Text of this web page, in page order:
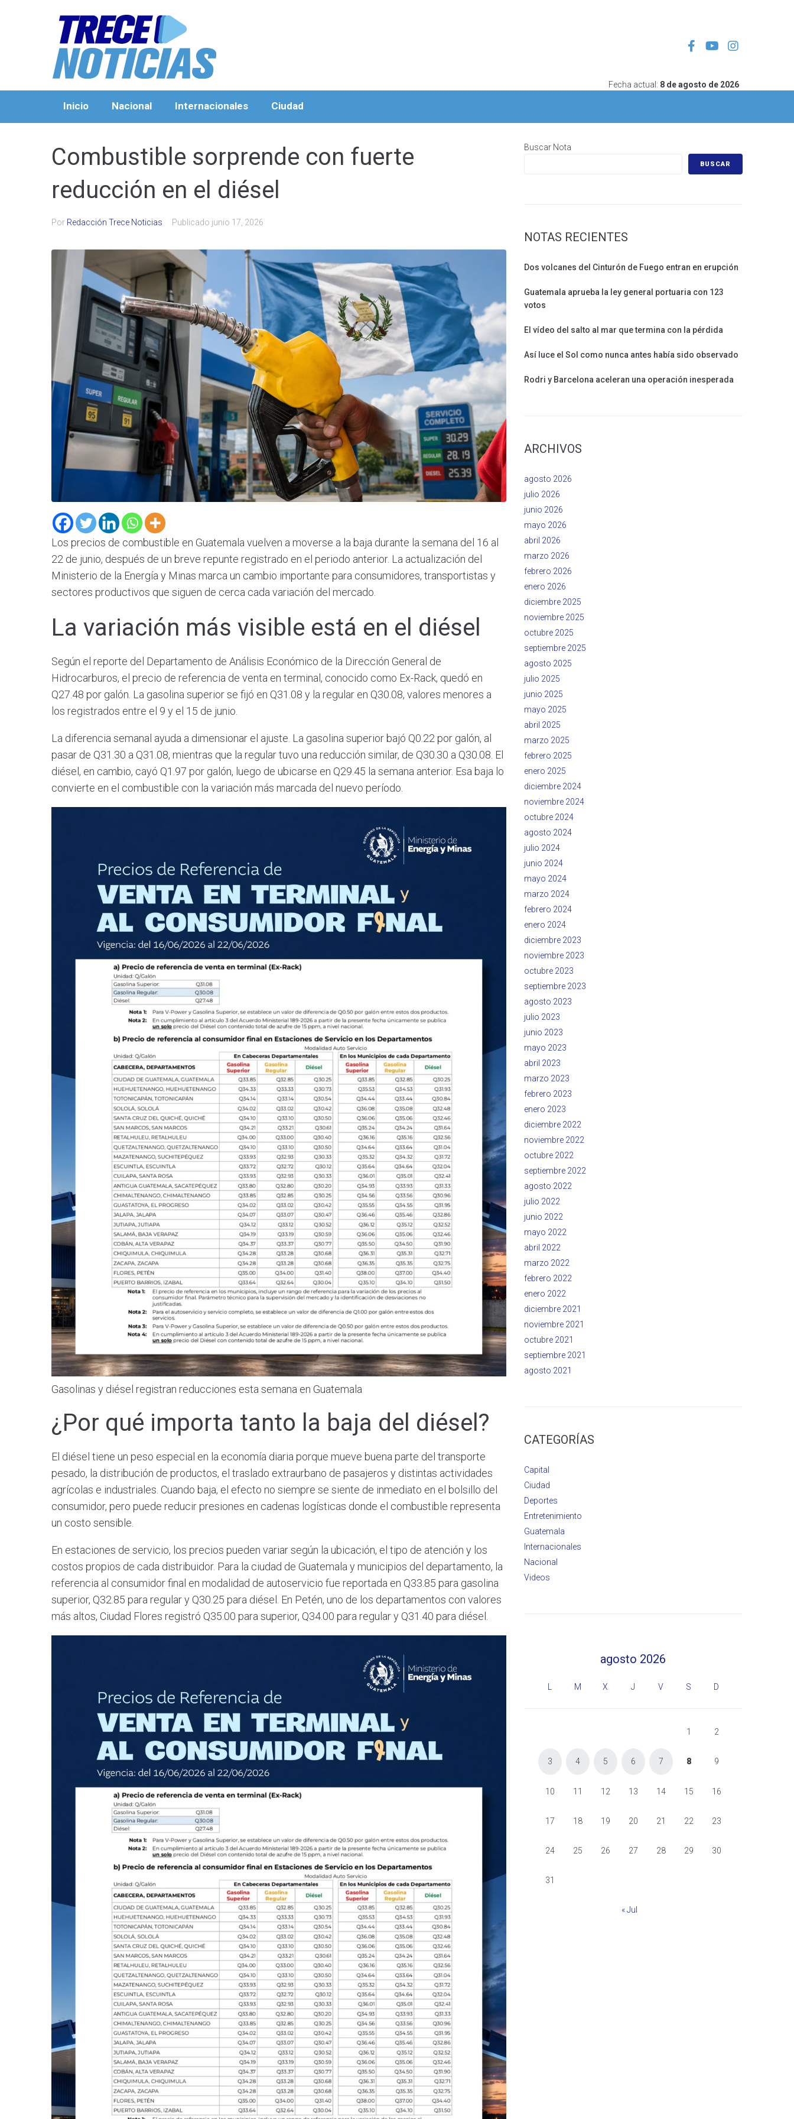
Fecha actual: 8 de agosto de 2026
Inicio Nacional Internacionales Ciudad
Combustible sorprende con fuerte
reducción en el diésel
Por Redacción Trece Noticias Publicado junio 17, 2026
Los precios de combustible en Guatemala vuelven a moverse a la baja durante la semana del 16 al
22 de junio, después de un breve repunte registrado en el periodo anterior. La actualización del
Ministerio de la Energía y Minas marca un cambio importante para consumidores, transportistas y
sectores productivos que siguen de cerca cada variación del mercado.
La variación más visible está en el diésel
Según el reporte del Departamento de Análisis Económico de la Dirección General de
Hidrocarburos, el precio de referencia de venta en terminal, conocido como Ex-Rack, quedó en
Q27.48 por galón. La gasolina superior se fijó en Q31.08 y la regular en Q30.08, valores menores a
los registrados entre el 9 y el 15 de junio.
La diferencia semanal ayuda a dimensionar el ajuste. La gasolina superior bajó Q0.22 por galón, al
pasar de Q31.30 a Q31.08, mientras que la regular tuvo una reducción similar, de Q30.30 a Q30.08. El
diésel, en cambio, cayó Q1.97 por galón, luego de ubicarse en Q29.45 la semana anterior. Esa baja lo
convierte en el combustible con la variación más marcada del nuevo período.
Gasolinas y diésel registran reducciones esta semana en Guatemala
¿Por qué importa tanto la baja del diésel?
El diésel tiene un peso especial en la economía diaria porque mueve buena parte del transporte
pesado, la distribución de productos, el traslado extraurbano de pasajeros y distintas actividades
agrícolas e industriales. Cuando baja, el efecto no siempre se siente de inmediato en el bolsillo del
consumidor, pero puede reducir presiones en cadenas logísticas donde el combustible representa
un costo sensible.
En estaciones de servicio, los precios pueden variar según la ubicación, el tipo de atención y los
costos propios de cada distribuidor. Para la ciudad de Guatemala y municipios del departamento, la
referencia al consumidor final en modalidad de autoservicio fue reportada en Q33.85 para gasolina
superior, Q32.85 para regular y Q30.25 para diésel. En Petén, uno de los departamentos con valores
más altos, Ciudad Flores registró Q35.00 para superior, Q34.00 para regular y Q31.40 para diésel.
Buscar Nota
BUSCAR
NOTAS RECIENTES
Dos volcanes del Cinturón de Fuego entran en erupción
Guatemala aprueba la ley general portuaria con 123
votos
El vídeo del salto al mar que termina con la pérdida
Así luce el Sol como nunca antes había sido observado
Rodri y Barcelona aceleran una operación inesperada
ARCHIVOS
agosto 2026
julio 2026
junio 2026
mayo 2026
abril 2026
marzo 2026
febrero 2026
enero 2026
diciembre 2025
noviembre 2025
octubre 2025
septiembre 2025
agosto 2025
julio 2025
junio 2025
mayo 2025
abril 2025
marzo 2025
febrero 2025
enero 2025
diciembre 2024
noviembre 2024
octubre 2024
agosto 2024
julio 2024
junio 2024
mayo 2024
marzo 2024
febrero 2024
enero 2024
diciembre 2023
noviembre 2023
octubre 2023
septiembre 2023
agosto 2023
julio 2023
junio 2023
mayo 2023
abril 2023
marzo 2023
febrero 2023
enero 2023
diciembre 2022
noviembre 2022
octubre 2022
septiembre 2022
agosto 2022
julio 2022
junio 2022
mayo 2022
abril 2022
marzo 2022
febrero 2022
enero 2022
diciembre 2021
noviembre 2021
octubre 2021
septiembre 2021
agosto 2021
CATEGORÍAS
Capital
Ciudad
Deportes
Entretenimiento
Guatemala
Internacionales
Nacional
Videos
agosto 2026
M X J V S D
1 2
3 4 5 6 7 8 9
10 11 12 13 14 15 16
17 18 19 20 21 22 23
24 25 26 27 28 29 30
31
« Jul